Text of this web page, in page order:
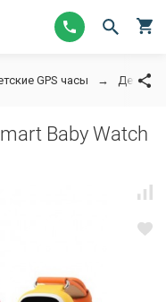
GPS часы Детские
Baby Watch